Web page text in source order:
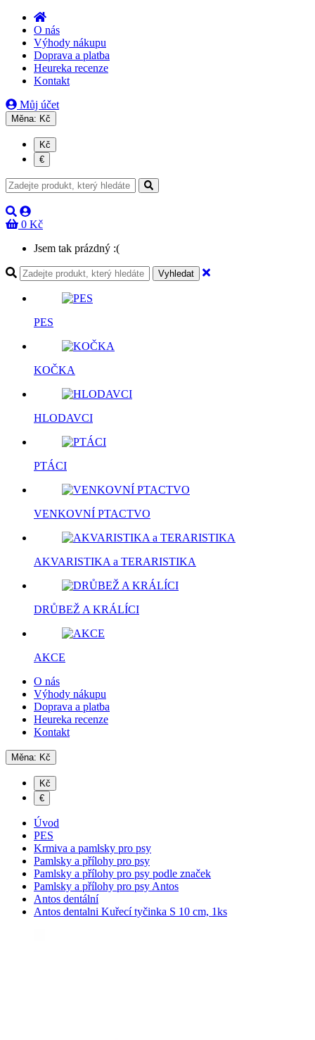
O nás
Výhody nákupu
Doprava a platba
Heureka recenze
Kontakt
Můj účet
Měna: Kč
Kč
€
0 Kč
Jsem tak prázdný :(
Vyhledat
PES
KOČKA
HLODAVCI
PTÁCI
VENKOVNÍ PTACTVO
AKVARISTIKA a TERARISTIKA
DRŮBEŽ A KRÁLÍCI
AKCE
O nás
Výhody nákupu
Doprava a platba
Heureka recenze
Kontakt
Měna: Kč
Kč
€
Úvod
PES
Krmiva a pamlsky pro psy
Pamlsky a přílohy pro psy
Pamlsky a přílohy pro psy podle značek
Pamlsky a přílohy pro psy Antos
Antos dentální
Antos dentalni Kuřecí tyčinka S 10 cm, 1ks